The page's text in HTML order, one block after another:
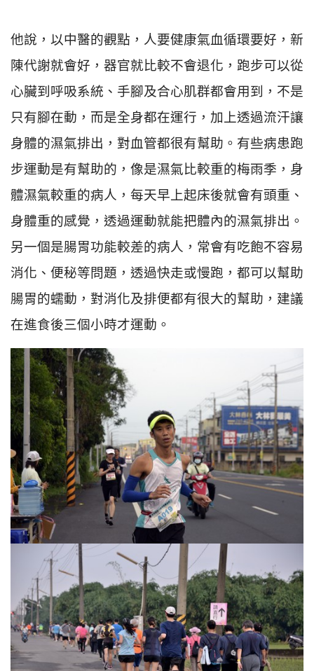
他說，以中醫的觀點，人要健康氣血循環要好，新
陳代謝就會好，器官就比較不會退化，跑步可以從
心臟到呼吸系統、手腳及合心肌群都會用到，不是
只有腳在動，而是全身都在運行，加上透過流汗讓
身體的濕氣排出，對血管都很有幫助。有些病患跑
步運動是有幫助的，像是濕氣比較重的梅雨季，身
體濕氣較重的病人，每天早上起床後就會有頭重、
身體重的感覺，透過運動就能把體內的濕氣排出。
另一個是腸胃功能較差的病人，常會有吃飽不容易
消化、便秘等問題，透過快走或慢跑，都可以幫助
腸胃的蠕動，對消化及排便都有很大的幫助，建議
在進食後三個小時才運動。